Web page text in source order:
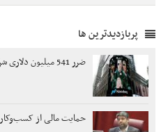
پربازدیدترین ها
ضرر 541 میلیون دلاری شرکت فضایی ایلان ماسک
حمایت مالی از